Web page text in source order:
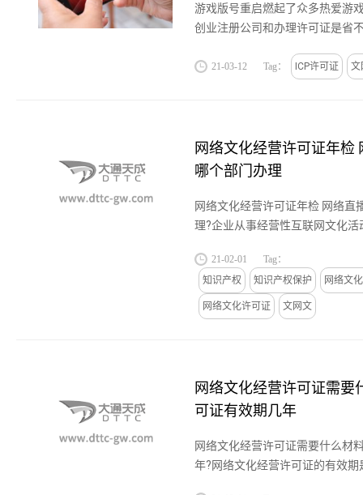
游戏版号重启燃起了众多热爱游
创业注册公司和办理许可证是省
呢?...21-03-12 Tag： ICP许可证 文
网络文化经营许可证年检
哪个部门办理
网络文化经营许可证年检 网络直
理?企业从事经营性互联网文化
获取利益，提供互联网文化产品...
21-02-01
Tag：
知识产权
知识产权保护 网络文
网络文化许可证 文网文
网络文化经营许可证需要
可证有效期几年
网络文化经营许可证需要什么材
年?网络文化经营许可证的有效